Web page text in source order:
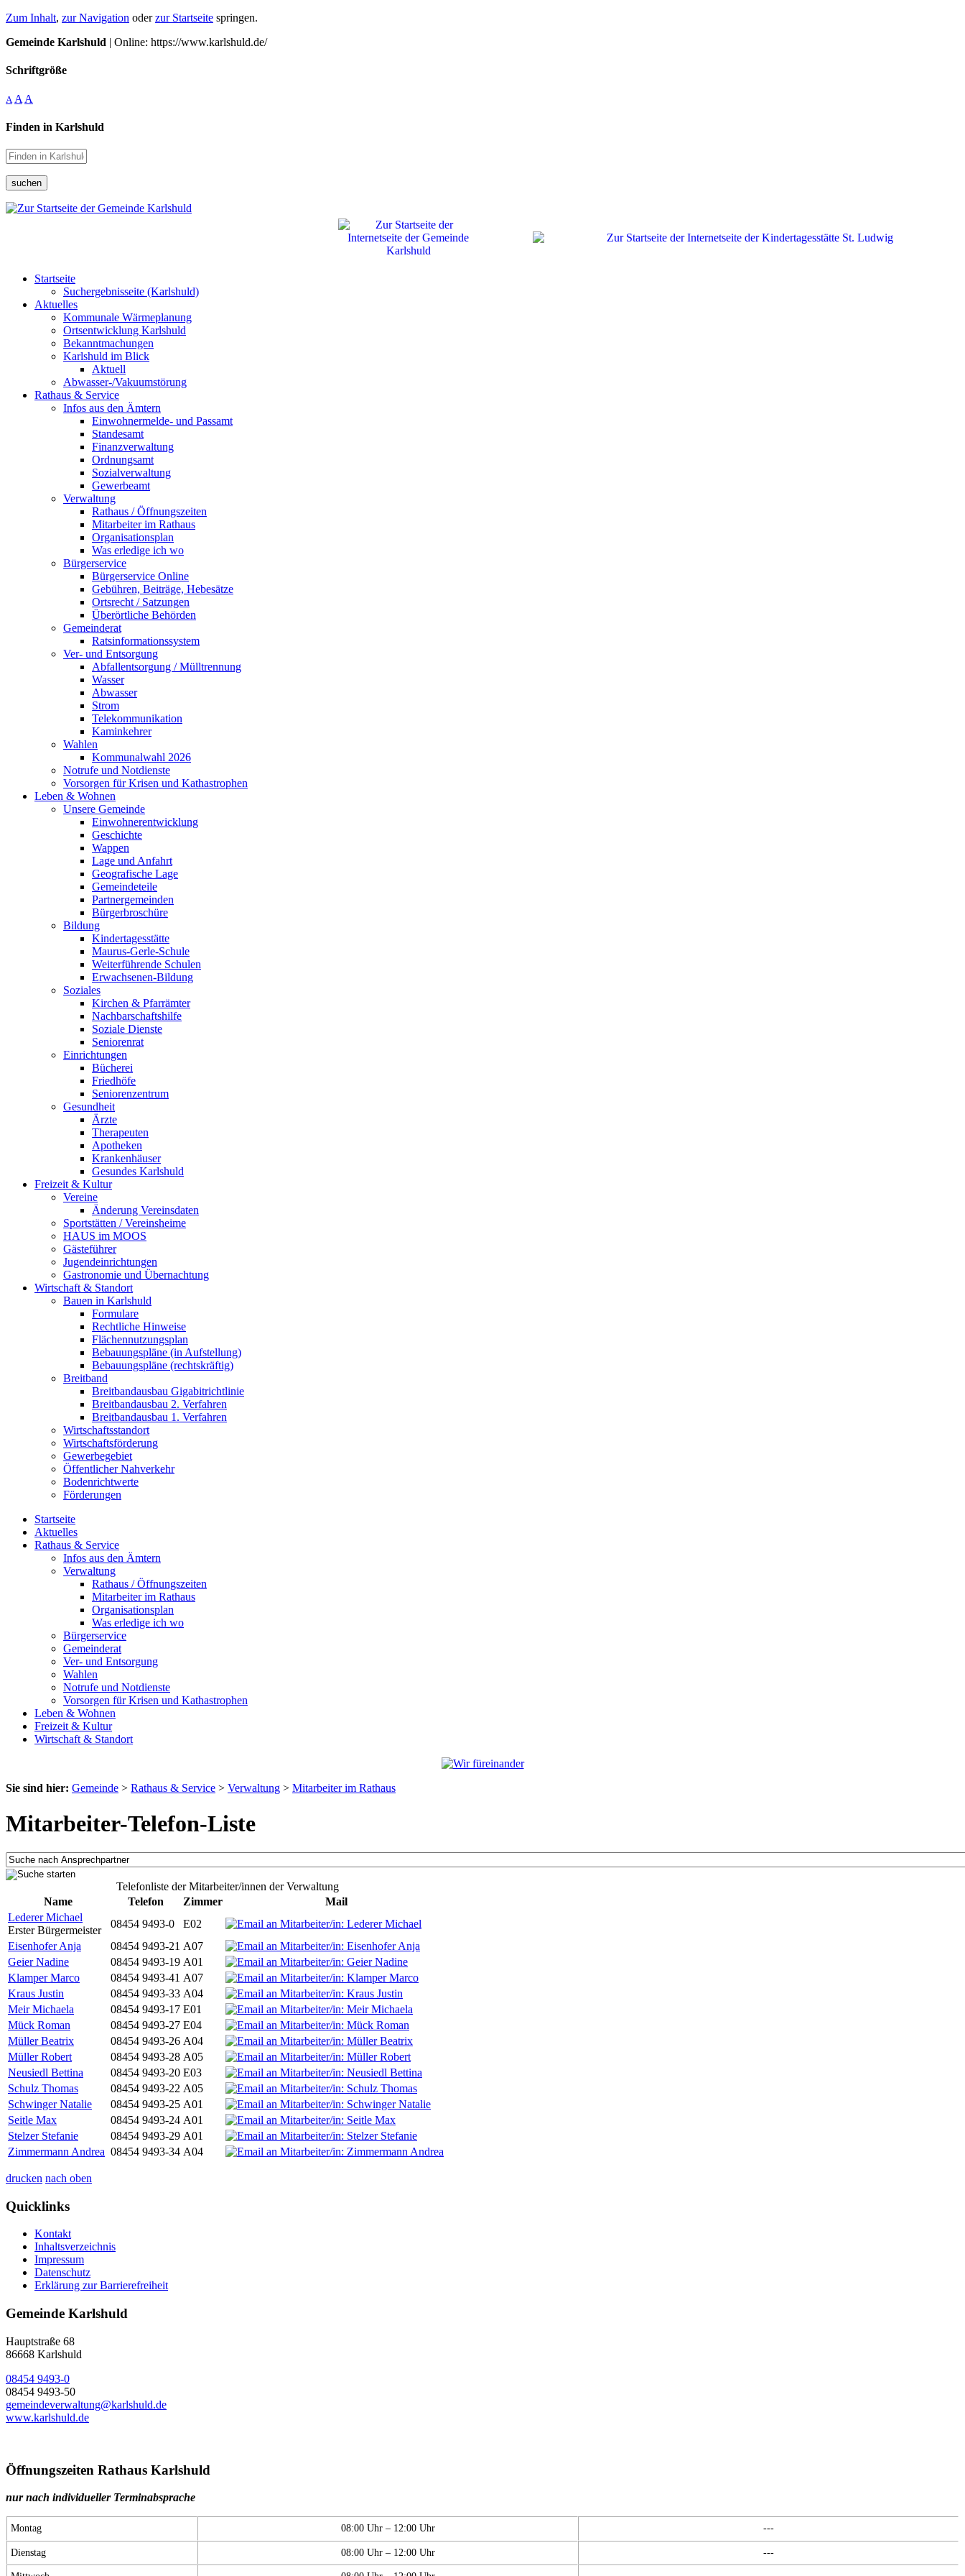
Zum Inhalt, zur Navigation oderzur Startseite springen.
Gemeinde Karlshuld | Online: https://www.karlshuld.de/
Schriftgröße
A A A
Finden in Karlshuld
suchen
Startseite
Suchergebnisseite (Karlshuld)
Aktuelles
Kommunale Wärmeplanung
Ortsentwicklung Karlshuld
Bekanntmachungen
Karlshuld im Blick
Aktuell
Abwasser-/Vakuumstörung
Rathaus & Service
Infos aus den Ämtern
Einwohnermelde- und Passamt
Standesamt
Finanzverwaltung
Ordnungsamt
Sozialverwaltung
Gewerbeamt
Verwaltung
Rathaus / Öffnungszeiten
Mitarbeiter im Rathaus
Organisationsplan
Was erledige ich wo
Bürgerservice
Bürgerservice Online
Gebühren, Beiträge, Hebesätze
Ortsrecht / Satzungen
Überörtliche Behörden
Gemeinderat
Ratsinformationssystem
Ver- und Entsorgung
Abfallentsorgung / Mülltrennung
Wasser
Abwasser
Strom
Telekommunikation
Kaminkehrer
Wahlen
Kommunalwahl 2026
Notrufe und Notdienste
Vorsorgen für Krisen und Kathastrophen
Leben & Wohnen
Unsere Gemeinde
Einwohnerentwicklung
Geschichte
Wappen
Lage und Anfahrt
Geografische Lage
Gemeindeteile
Partnergemeinden
Bürgerbroschüre
Bildung
Kindertagesstätte
Maurus-Gerle-Schule
Weiterführende Schulen
Erwachsenen-Bildung
Soziales
Kirchen & Pfarrämter
Nachbarschaftshilfe
Soziale Dienste
Seniorenrat
Einrichtungen
Bücherei
Friedhöfe
Seniorenzentrum
Gesundheit
Ärzte
Therapeuten
Apotheken
Krankenhäuser
Gesundes Karlshuld
Freizeit & Kultur
Vereine
Änderung Vereinsdaten
Sportstätten / Vereinsheime
HAUS im MOOS
Gästeführer
Jugendeinrichtungen
Gastronomie und Übernachtung
Wirtschaft & Standort
Bauen in Karlshuld
Formulare
Rechtliche Hinweise
Flächennutzungsplan
Bebauungspläne (in Aufstellung)
Bebauungspläne (rechtskräftig)
Breitband
Breitbandausbau Gigabitrichtlinie
Breitbandausbau 2. Verfahren
Breitbandausbau 1. Verfahren
Wirtschaftsstandort
Wirtschaftsförderung
Gewerbegebiet
Öffentlicher Nahverkehr
Bodenrichtwerte
Förderungen
Startseite
Aktuelles
Rathaus & Service
Infos aus den Ämtern
Verwaltung
Rathaus / Öffnungszeiten
Mitarbeiter im Rathaus
Organisationsplan
Was erledige ich wo
Bürgerservice
Gemeinderat
Ver- und Entsorgung
Wahlen
Notrufe und Notdienste
Vorsorgen für Krisen und Kathastrophen
Leben & Wohnen
Freizeit & Kultur
Wirtschaft & Standort
Sie sind hier: Gemeinde > Rathaus & Service > Verwaltung > Mitarbeiter im Rathaus
Mitarbeiter-Telefon-Liste
Telefonliste der Mitarbeiter/innen der Verwaltung
Name
Telefon Zimmer
Mail
Lederer Michael
Erster Bürgermeister
08454 9493-0
E02
Eisenhofer Anja
08454 9493-21 A07
Geier Nadine
08454 9493-19 A01
Klamper Marco
08454 9493-41 A07
Kraus Justin
08454 9493-33 A04
Meir Michaela
08454 9493-17 E01
Mück Roman
08454 9493-27 E04
Müller Beatrix
08454 9493-26 A04
Müller Robert
08454 9493-28 A05
Neusiedl Bettina
08454 9493-20 E03
Schulz Thomas
08454 9493-22 A05
Schwinger Natalie
08454 9493-25 A01
Seitle Max
08454 9493-24 A01
Stelzer Stefanie
08454 9493-29 A01
Zimmermann Andrea 08454 9493-34 A04
drucken nach oben
Quicklinks
Kontakt
Inhaltsverzeichnis
Impressum
Datenschutz
Erklärung zur Barrierefreiheit
Gemeinde Karlshuld
Hauptstraße 68
86668 Karlshuld
08454 9493-0
08454 9493-50
gemeindeverwaltung@karlshuld.de
www.karlshuld.de
Öffnungszeiten Rathaus Karlshuld
nur nach individueller Terminabsprache
Montag 08:00 Uhr – 12:00 Uhr ---
Dienstag 08:00 Uhr – 12:00 Uhr ---